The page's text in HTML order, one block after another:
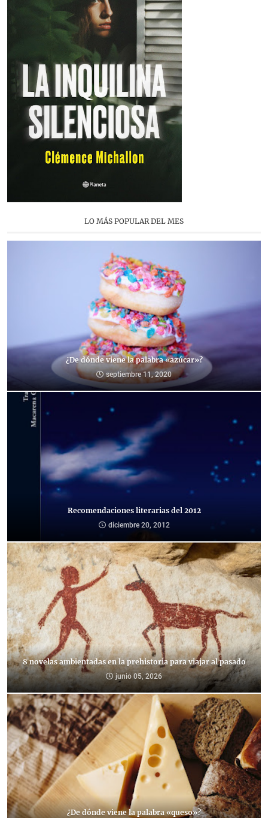
LO MÁS POPULAR DEL MES
¿De dónde viene la palabra «azúcar»?
septiembre 11, 2020
Recomendaciones literarias del 2012
diciembre 20, 2012
8 novelas ambientadas en la prehistoria para viajar al pasado
junio 05, 2026
¿De dónde viene la palabra «queso»?